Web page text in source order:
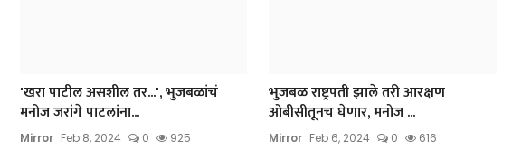
'खरा पाटील असशील तर...', भुजबळांचं
मनोज जरांगे पाटलांना...
Mirror Feb 8, 2024 0 925
भुजबळ राष्ट्रपती झाले तरी आरक्षण
ओबीसीतूनच घेणार, मनोज ...
Mirror Feb 6, 2024 0 616